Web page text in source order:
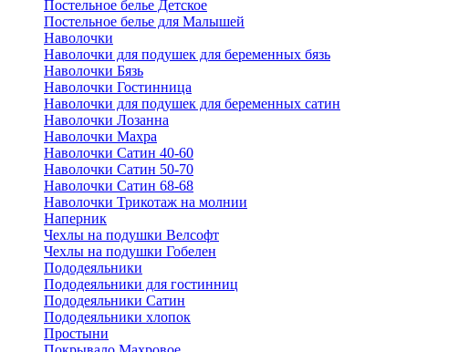
Постельное белье Детское
Постельное белье для Малышей
Наволочки
Наволочки для подушек для беременных бязь
Наволочки Бязь
Наволочки Гостинница
Наволочки для подушек для беременных сатин
Наволочки Лозанна
Наволочки Махра
Наволочки Сатин 40-60
Наволочки Сатин 50-70
Наволочки Сатин 68-68
Наволочки Трикотаж на молнии
Наперник
Чехлы на подушки Велсофт
Чехлы на подушки Гобелен
Пододеяльники
Пододеяльники для гостинниц
Пододеяльники Сатин
Пододеяльники хлопок
Простыни